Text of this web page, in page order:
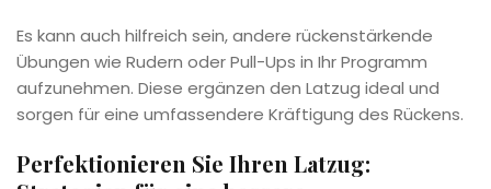
Es kann auch hilfreich sein, andere rückenstärkende
Übungen wie Rudern oder Pull-Ups in Ihr Programm
aufzunehmen. Diese ergänzen den Latzug ideal und
sorgen für eine umfassendere Kräftigung des Rückens.
Perfektionieren Sie Ihren Latzug: